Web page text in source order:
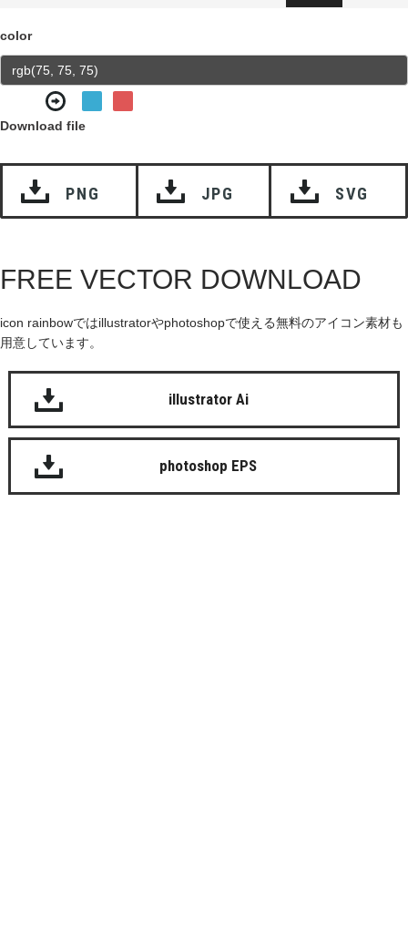
color
Download file
PNG JPG SVG
FREE VECTOR DOWNLOAD
icon rainbowではillustratorやphotoshopで使える無料のアイコン素材も
用意しています。
illustrator Ai
photoshop EPS